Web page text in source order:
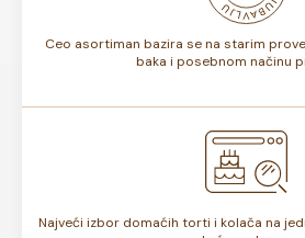
Ceo asortiman bazira se na starim
baka i posebnom načinu
Najveći izbor domaćih torti i kolača na